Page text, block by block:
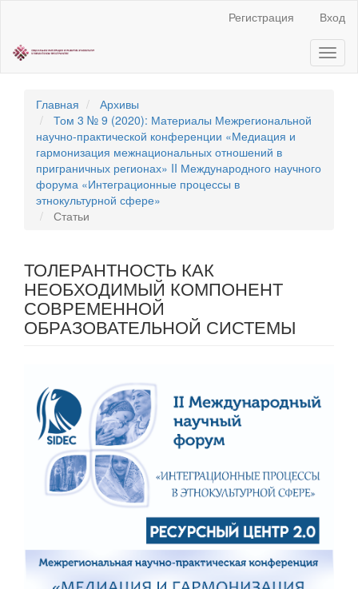
содержанию
страницы
навигация
Основное
содержание
Боковая
панель
Регистрация Вход
Главная
Архивы
Том 3 № 9 (2020): Материалы Межрегиональной
научно‐практической конференции «Медиация и
гармонизация межнациональных отношений в
приграничных регионах» II Международного научного
форума «Интеграционные процессы в
этнокультурной сфере»
Статьи
ТОЛЕРАНТНОСТЬ КАК
НЕОБХОДИМЫЙ КОМПОНЕНТ
СОВРЕМЕННОЙ
ОБРАЗОВАТЕЛЬНОЙ СИСТЕМЫ
боковой
панели